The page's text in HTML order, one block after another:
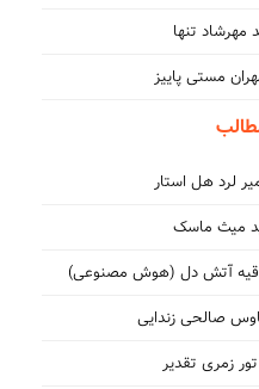
مهرشاد تنها
مستی پاییز
لرد هل استار
میث ماسک
آتش دل (هوش مصنوعی)
صالحی زندایی
زمری تقدیر